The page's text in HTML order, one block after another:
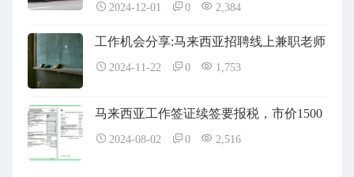
2024-12-01 0 2,384
工作机会分享:马来西亚招聘线上兼职老师
2024-11-22 0 1,753
马来西亚工作签证续签要报税，市价1500
2024-08-02 0 2,516